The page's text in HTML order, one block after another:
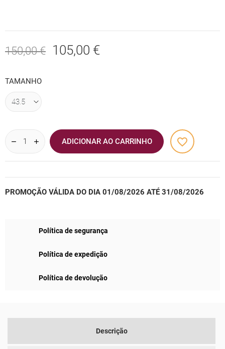
150,00 € 105,00 €
TAMANHO
ADICIONAR AO CARRINHO favorite_border
PROMOÇÃO VÁLIDA DO DIA 01/08/2026 ATÉ 31/08/2026
Política de segurança
Política de expedição
Política de devolução
Descrição